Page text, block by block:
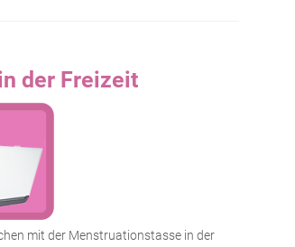
der Freizeit
mit der Menstruationstasse in der